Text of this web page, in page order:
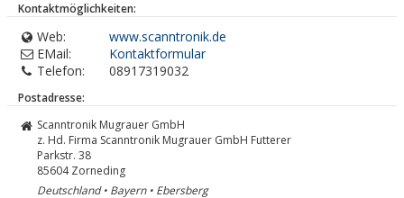
Kontaktmöglichkeiten:
Web:
www.scanntronik.de
EMail:
Kontaktformular
Telefon:
08917319032
Postadresse:
Scanntronik Mugrauer GmbH
z. Hd. Firma Scanntronik Mugrauer GmbH Futterer
Parkstr. 38
85604 Zorneding
Deutschland • Bayern • Ebersberg